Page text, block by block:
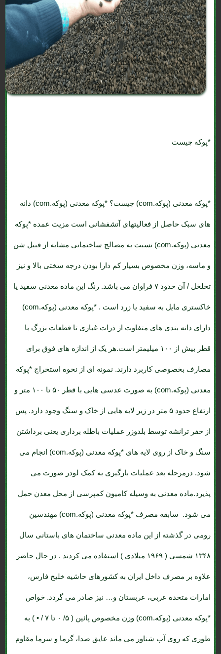
*پوکه چیست
*پوکه معدنی (پوکه.com) چیست؟ *پوکه معدنی (پوکه.com) دانه
های سبک حاصل از فعالیتهای آتشفشانی است مزیت عمده *پوکه
معدنی (پوکه.com) نسبت به مصالح ساختمانی مشابه از قبیل شن
و ماسه، وزن مخصوص بسیار کم دارا بودن درجه سختی بالا و نیز
تخلخل / آن حدود ۷ فراوان می باشد. رنگ این ماده معدنی سفید یا
خاکستری مایل به سفید یا زرد است . *پوکه معدنی (پوکه.com)
دارای دانه بندی های متفاوت از ذرات غباری تا قطعات بزرگ با
قطر بیش از ۱۰۰ میلیمتر است.هر یک از اندازه های فوق برای
مصارف بخصوصی کاربرد دارند. نمونه ای از نحوه استخراج *پوکه
معدنی (پوکه.com) به صورت عدسی هایی با قطر ۵۰ تا ۱۰۰ متر و
ارتفاع حدود ۵ متر در زیر لایه هایی از خاک و سنگ وجود دارد. پس
از حفر ترانشه توسط بلدوزر عملیات باطله برداری یعنی برداشتن
سنگ و خاک از روی لایه های *پوکه معدنی (پوکه.com) انجام می
شود. درمرحله بعد عملیات بارگیری به کمک لودر صورت می
پذیرد.ماده معدنی به وسیله کامیون کمپرسی از محل معدن حمل
می شود. سابقه مصرف *پوکه معدنی (پوکه.com) مهندسین
رومی در گذشته از این ماده معدنی ساختمان های باستانی سال
۱۳۴۸ شمسی ( ۱۹۶۹ میلادی ) استفاده می کردند . در حال حاضر
علاوه بر مصرف داخل ایران به کشورهای حاشیه خلیج فارس،
امارات متحده عربی، عربستان و… نیز صادر می گردد. خواص
*پوکه معدنی (پوکه.com) وزن مخصوص پائین ( ۵/ ۰ تا ۷ / • ) به
طوری که روی آب شناور می ماند عایق صدا، گرما و سرما مقاوم